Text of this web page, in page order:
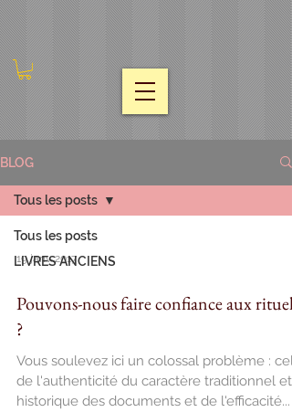
BLOG
Tous les posts
LIVRES ANCIENS
Tous les posts
19 janv. 2017
Pouvons-nous faire confiance aux rituels
?
Vous soulevez ici un colossal problème :
de l'authenticité du caractère traditionnel et
historique des documents et de l'efficacité...